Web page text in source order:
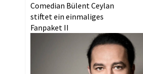
Comedian Bülent Ceylan
stiftet ein einmaliges
Fanpaket II